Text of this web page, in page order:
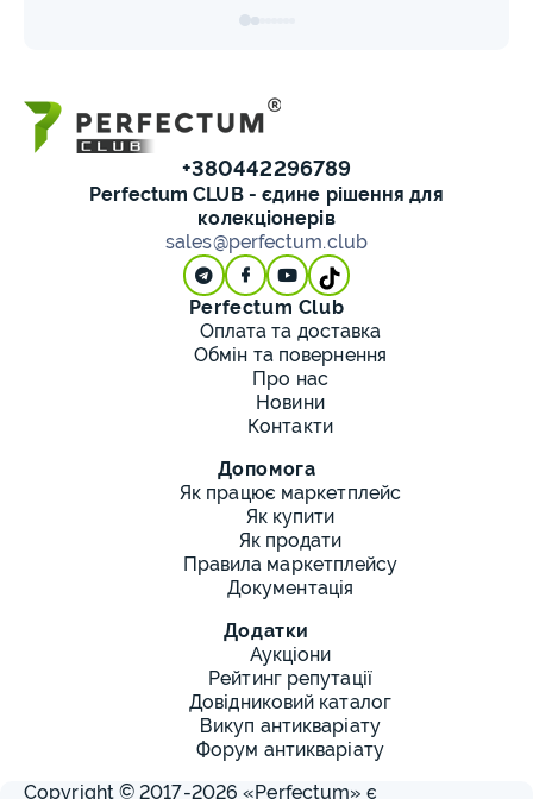
+380442296789
Perfectum CLUB - єдине рішення для
колекціонерів
sales@perfectum.club
Perfectum Club
Оплата та доставка
Обмін та повернення
Про нас
Новини
Контакти
Допомога
Як працює маркетплейс
Як купити
Як продати
Правила маркетплейсу
Документація
Додатки
Аукціони
Рейтинг репутації
Довідниковий каталог
Викуп антикваріату
Форум антикваріату
Copyright © 2017-2026 «Perfectum» є